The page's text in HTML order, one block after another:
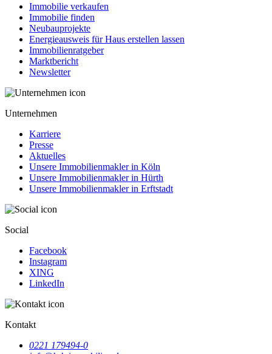
Immobilie verkaufen
Immobilie finden
Neubauprojekte
Energieausweis für Haus erstellen lassen
Immobilienratgeber
Marktbericht
Newsletter
Unternehmen
Karriere
Presse
Aktuelles
Unsere Immobilienmakler in Köln
Unsere Immobilienmakler in Hürth
Unsere Immobilienmakler in Erftstadt
Social
Facebook
Instagram
XING
LinkedIn
Kontakt
0221 179494-0